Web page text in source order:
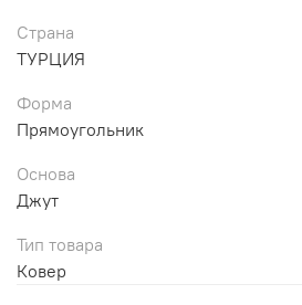
Страна
ТУРЦИЯ
Форма
Прямоугольник
Основа
Джут
Тип товара
Ковер